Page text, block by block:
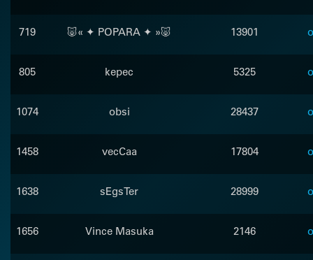
719 🐷« ✦ POPARA ✦ »🐷 13901
805 kepec 5325
1074 obsi 28437
1458 vecCaa 17804
1638 sEgsTer 28999
1656 Vince Masuka 2146